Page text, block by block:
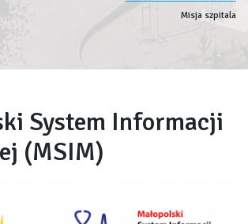
Misja szpitala
System Informacji
(MSIM)